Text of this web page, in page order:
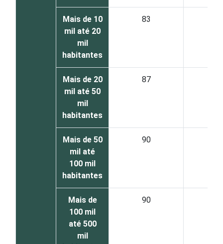
Mais de 10
mil até 20
mil
habitantes
83
Mais de 20
mil até 50
mil
habitantes
87
Mais de 50
mil até
100 mil
habitantes
90
Mais de
100 mil
até 500
mil
90